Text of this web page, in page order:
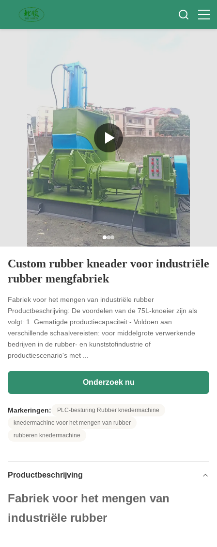
Custom rubber kneader voor industriële
rubber mengfabriek
Fabriek voor het mengen van industriële rubber
Productbeschrijving: De voordelen van de 75L-knoeier zijn als
volgt: 1. Gematigde productiecapaciteit:- Voldoen aan
verschillende schaalvereisten: voor middelgrote verwerkende
bedrijven in de rubber- en kunststofindustrie of
productiescenario's met ...
Onderzoek nu
Markeringen:
PLC-besturing Rubber knedermachine
knedermachine voor het mengen van rubber
rubberen knedermachine
Productbeschrijving
Fabriek voor het mengen van
industriële rubber